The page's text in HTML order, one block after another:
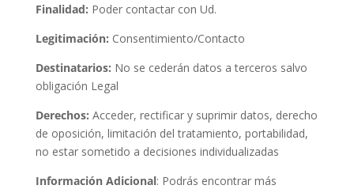
Finalidad: Poder contactar con Ud.
Legitimación: Consentimiento/Contacto
Destinatarios: No se cederán datos a terceros salvo
obligación Legal
Derechos: Acceder, rectificar y suprimir datos, derecho
de oposición, limitación del tratamiento, portabilidad,
no estar sometido a decisiones individualizadas
Información Adicional: Podrás encontrar más